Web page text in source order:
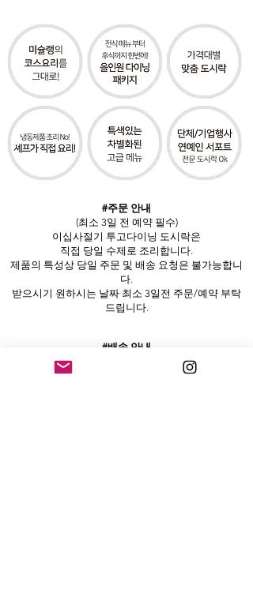
#주문 안내
(최소 3일 전 예약 필수)
이십사절기 투고다이닝 도시락은
직접 당일 수제로 조리합니다.
제품의 특성상 당일 주문 및 배송 요청은 불가능합니
다.
받으시기 원하시는 날짜 최소 3일전 주문/예약 부탁
드립니다.
#배송 안내
원하시는 날자, 받으실 시간을 지정해주시면 맞춤 배